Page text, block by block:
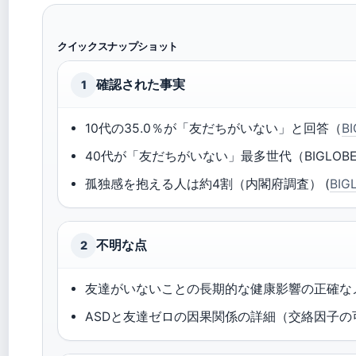
クイックスナップショット
1 確認された事実
10代の35.0％が「友だちがいない」と回答（
40代が「友だちがいない」最多世代（
孤独感を抱える人は約4割（内閣府調査） (
2 不明な点
友達がいないことの長期的な健康影響の正確
ASDと友達ゼロの因果関係の詳細（交絡因子の